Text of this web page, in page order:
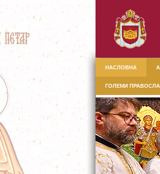
НАСЛОВНА
ГОЛЕМИ